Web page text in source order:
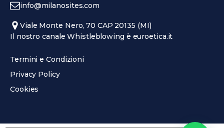
info@milanosites.com
Viale Monte Nero, 70 CAP 20135 (MI)
Il nostro canale Whistleblowing è euroetica.it
Termini e Condizioni
Privacy Policy
Cookies